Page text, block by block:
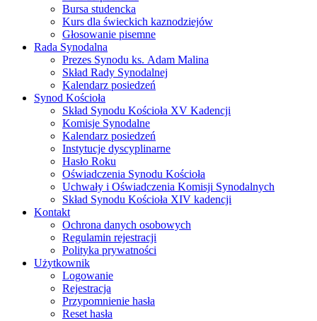
Bursa studencka
Kurs dla świeckich kaznodziejów
Głosowanie pisemne
Rada Synodalna
Prezes Synodu ks. Adam Malina
Skład Rady Synodalnej
Kalendarz posiedzeń
Synod Kościoła
Skład Synodu Kościoła XV Kadencji
Komisje Synodalne
Kalendarz posiedzeń
Instytucje dyscyplinarne
Hasło Roku
Oświadczenia Synodu Kościoła
Uchwały i Oświadczenia Komisji Synodalnych
Skład Synodu Kościoła XIV kadencji
Kontakt
Ochrona danych osobowych
Regulamin rejestracji
Polityka prywatności
Użytkownik
Logowanie
Rejestracja
Przypomnienie hasła
Reset hasła